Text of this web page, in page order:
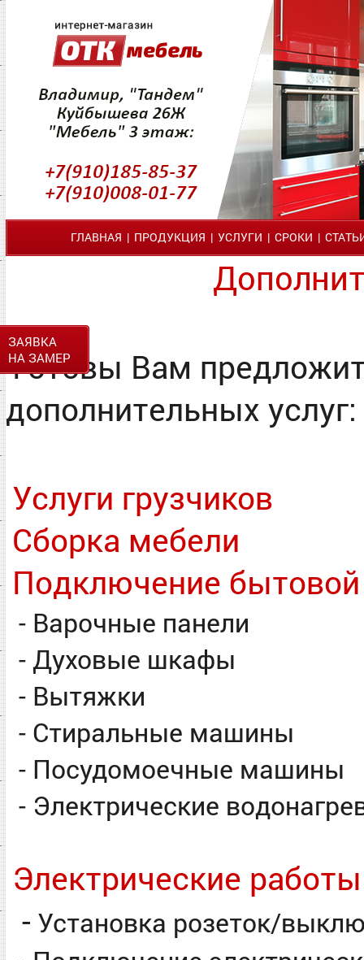
ЗАЯВКА
НА ЗАМЕР
ГЛАВНАЯ | ПРОДУКЦИЯ | УСЛУГИ | СРОКИ |
Готовы Вам
дополнительных услуг:
Услуги грузчиков
Сборка мебели
Подключение
- Варочные панели
- Духовые шкафы
- Вытяжки
- Стиральные машины
- Посудомоечные машины
- Электрические
Электрические
- Установка розеток/